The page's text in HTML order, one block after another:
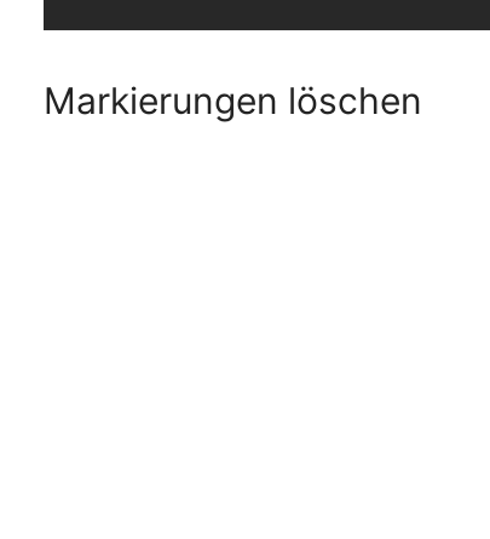
Markierungen löschen